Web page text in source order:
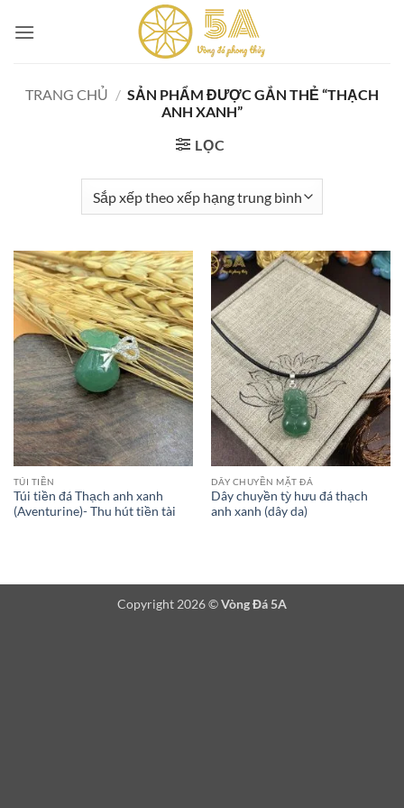
TRANG CHỦ / SẢN PHẨM ĐƯỢC GẮN THẺ “THẠCH
ANH XANH”
LỌC
TÚI TIỀN
Túi tiền đá Thạch anh xanh
(Aventurine)- Thu hút tiền tài
DÂY CHUYỀN MẶT ĐÁ
Dây chuyền tỳ hưu đá thạch
anh xanh (dây da)
Copyright 2026 ©Vòng Đá 5A